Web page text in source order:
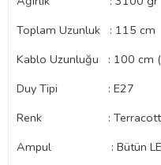
Toplam Uzunluk : 115 cm
Kablo Uzunluğu : 100 cm
Duy Tipi : E27
Renk :
Ampul : Bütün LED